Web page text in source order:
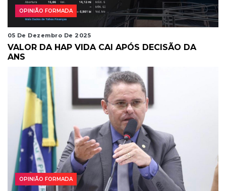
OPINIÃO FORMADA
05 De Dezembro De 2025
VALOR DA HAP VIDA CAI APÓS DECISÃO DA
ANS
OPINIÃO FORMADA